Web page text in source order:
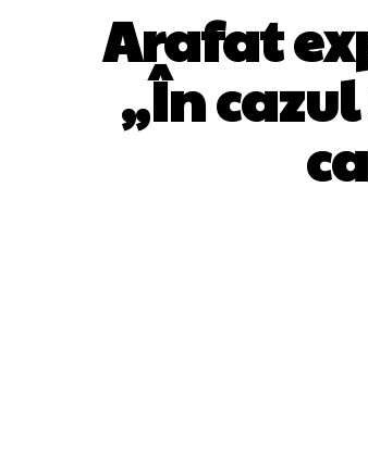
Arafat
„În